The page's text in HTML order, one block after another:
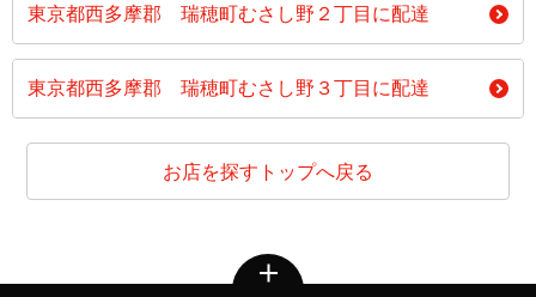
東京都西多摩郡 瑞穂町むさし野２丁目に配達
東京都西多摩郡 瑞穂町むさし野３丁目に配達
お店を探すトップへ戻る